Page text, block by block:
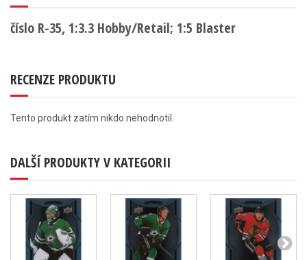
číslo R-35, 1:3.3 Hobby/Retail; 1:5 Blaster
RECENZE PRODUKTU
Tento produkt zatím nikdo nehodnotil.
DALŠÍ PRODUKTY V KATEGORII